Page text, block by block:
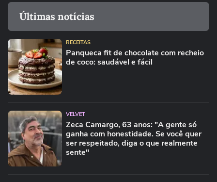
Últimas notícias
RECEITAS
Panqueca fit de chocolate com recheio
de coco: saudável e fácil
VELVET
Zeca Camargo, 63 anos: "A gente só
ganha com honestidade. Se você quer
ser respeitado, diga o que realmente
sente"